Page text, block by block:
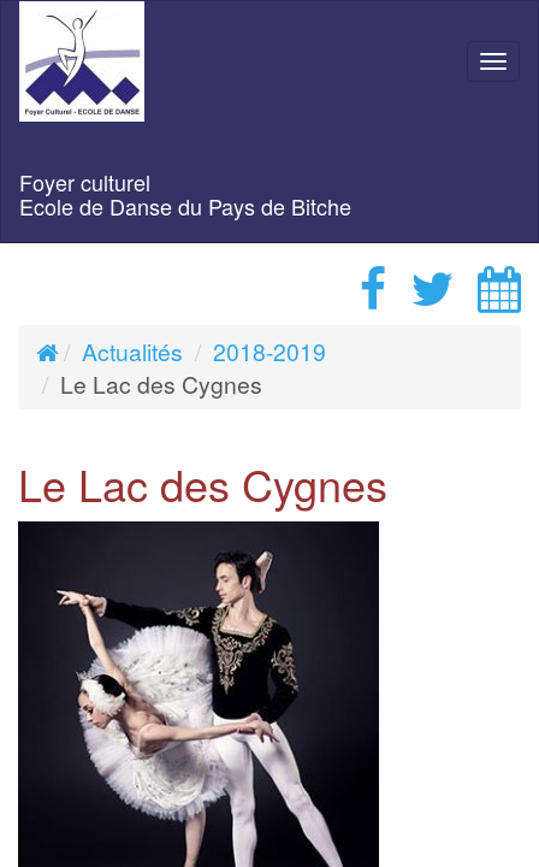
Foyer culturel
Ecole de Danse du Pays de Bitche
Actualités
2018-2019
Le Lac des Cygnes
Le Lac des Cygnes